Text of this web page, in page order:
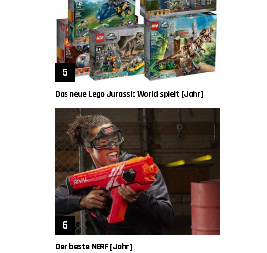
Das neue Lego Jurassic World spielt [Jahr]
Der beste NERF [Jahr]